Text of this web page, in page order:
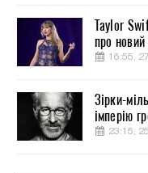
Taylor
про новий
16:55,
Зірки-
імперію
23:15,